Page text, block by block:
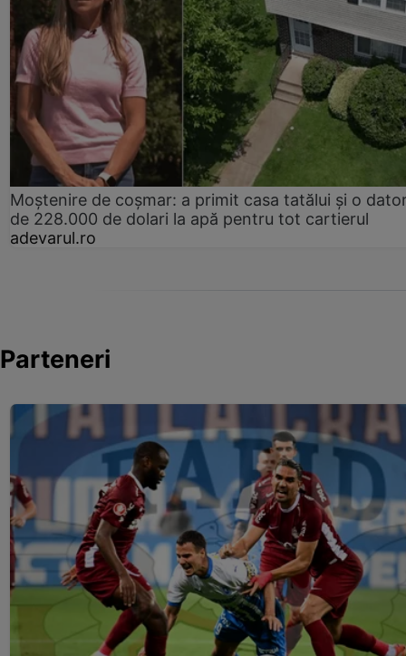
Moștenire de coșmar: a primit casa tatălui și o
de 228.000 de dolari la apă pentru tot cartierul
adevarul.ro
Parteneri